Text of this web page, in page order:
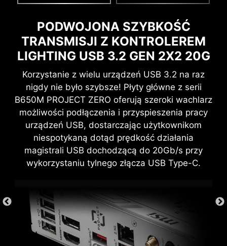
PODWOJONA SZYBKOŚĆ
TRANSMISJI Z KONTROLEREM
LIGHTING USB 3.2 GEN 2X2 20G
Korzystanie z wielu urządzeń USB 3.2 na raz
nigdy nie było szybsze! Płyty główne z serii
B650M PROJECT ZERO oferują szeroki wachlarz
możliwości podłączenia i przyspieszenia pracy
urządzeń USB, dostarczając użytkownikom
niespotykaną dotąd prędkość działania
magistrali USB dochodzącą do 20Gb/s przy
wykorzystaniu tylnego złącza USB Type-C.
ZAPEWNIJ SOBIE
CYBERBEZPIECZEŃSTWO
DZIĘKI NORTON 360 DELUXE
Wielostronna ochrona Twoich urządzeń, funkcje
ochrony prywatności online, w tym Secure VPN,
oraz Dark Web Monitoring - wszystko to w
jednym rozwiązaniu. Z płytami głównymi MSI
testową Norton 360 Deluxe.
Do 50 GB na kopię zapasową PC w
chmurze
Ochrona przed zagrożeniami w czasie